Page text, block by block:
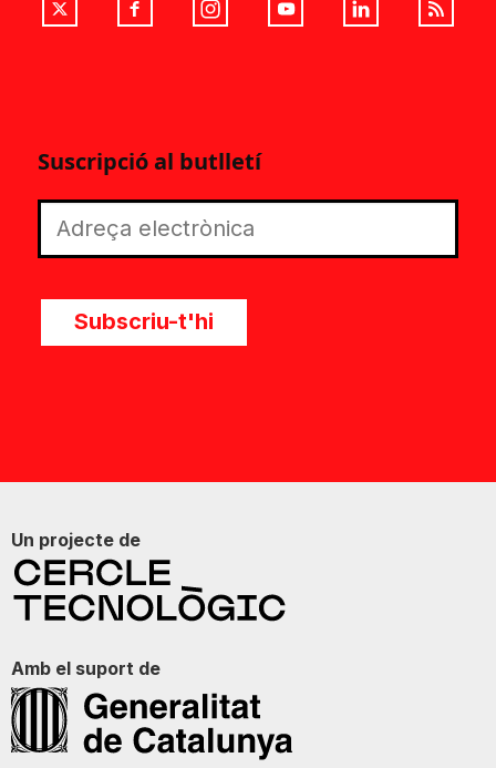
Suscripció al butlletí
Subscriu-t'hi
Un projecte de
Amb el suport de